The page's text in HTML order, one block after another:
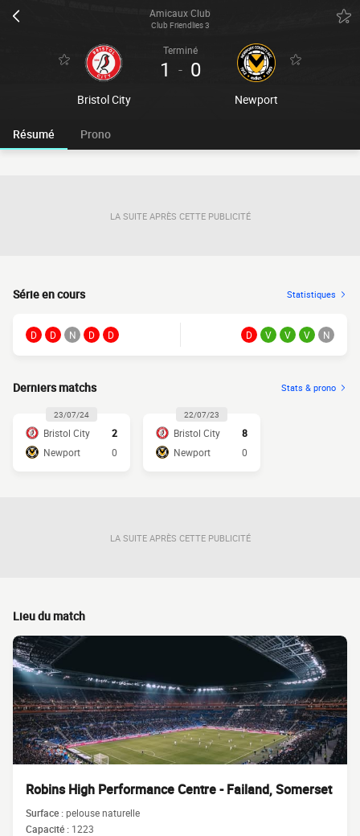
Amicaux Club
Club Friendlies 3
Bristol City
Terminé
1 - 0
Newport
Résumé Prono
LA SUITE APRÈS CETTE PUBLICITÉ
Série en cours Statistiques
D D N D D D V V V N
Derniers matchs Stats & prono
23/07/24
Bristol City
2
Newport
0
22/07/23
Bristol City
8
Newport
0
LA SUITE APRÈS CETTE PUBLICITÉ
Lieu du match
Robins High Performance Centre - Failand, Somerset
Surface :pelouse naturelle
Capacité : 1223